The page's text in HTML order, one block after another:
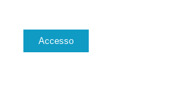
Accesso